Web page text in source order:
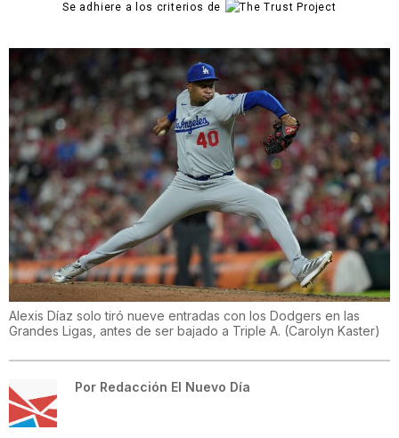
Se adhiere a los criterios de
Alexis Díaz solo tiró nueve entradas con los Dodgers en las
Grandes Ligas, antes de ser bajado a Triple A. (Carolyn Kaster)
Por Redacción El Nuevo Día